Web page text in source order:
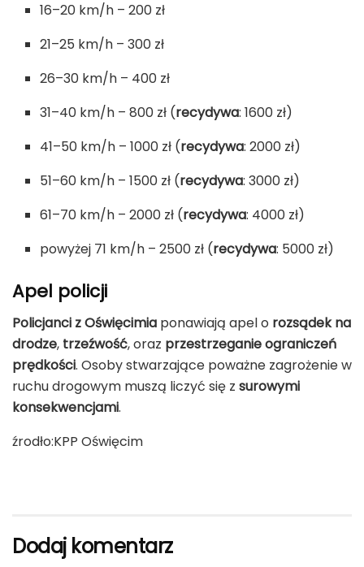
16–20 km/h – 200 zł
21–25 km/h – 300 zł
26–30 km/h – 400 zł
31–40 km/h – 800 zł (recydywa: 1600 zł)
41–50 km/h – 1000 zł (recydywa: 2000 zł)
51–60 km/h – 1500 zł (recydywa: 3000 zł)
61–70 km/h – 2000 zł (recydywa: 4000 zł)
powyżej 71 km/h – 2500 zł (recydywa: 5000 zł)
Apel policji
Policjanci z Oświęcimia ponawiają apel o rozsądek na
drodze, trzeźwość, oraz przestrzeganie ograniczeń
prędkości. Osoby stwarzające poważne zagrożenie w
ruchu drogowym muszą liczyć się z surowymi
konsekwencjami.
źrodło:KPP Oświęcim
Dodaj komentarz